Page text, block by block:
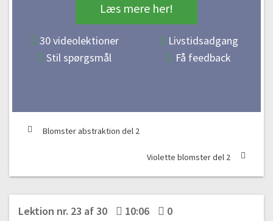
Læs mere her!
30 videolektioner
Livstidsadgang
Stil spørgsmål
Få feedback
Blomster abstraktion del 2
Violette blomster del 2
Lektion nr. 23 af 30 10:06
0